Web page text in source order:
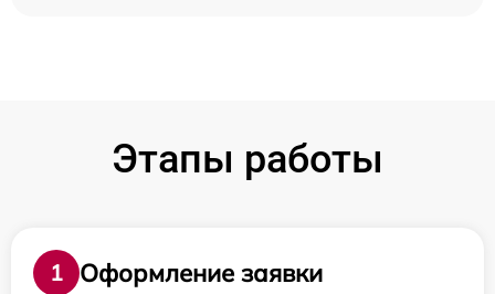
Этапы работы
1
Оформление заявки